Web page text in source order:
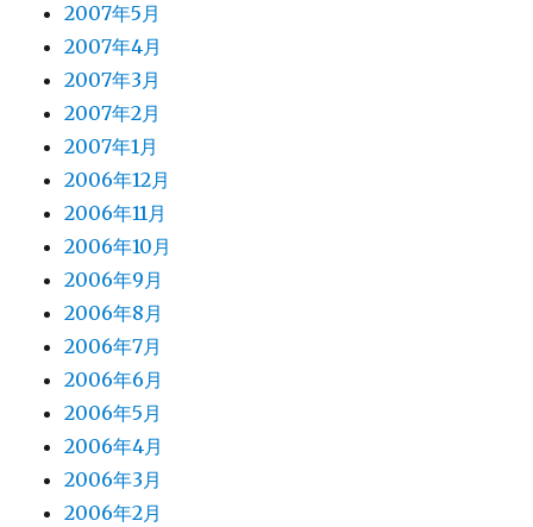
2007年5月
2007年4月
2007年3月
2007年2月
2007年1月
2006年12月
2006年11月
2006年10月
2006年9月
2006年8月
2006年7月
2006年6月
2006年5月
2006年4月
2006年3月
2006年2月